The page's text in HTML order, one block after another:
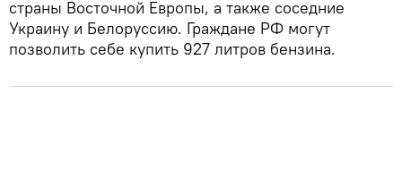
страны Восточной Европы, а также соседние
Украину и Белоруссию. Граждане РФ могут
позволить себе купить 927 литров бензина.